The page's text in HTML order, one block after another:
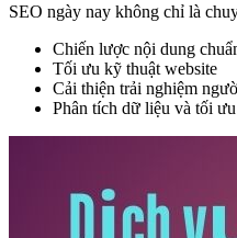
SEO ngày nay không chỉ là
Chiến lược nội dung
Tối ưu kỹ thuật website
Cải thiện trải nghiệm
Phân tích dữ liệu và tối